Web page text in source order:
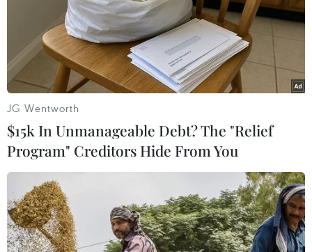
Bị dồn vào chân tường ở Mosul, IS gia tăng
tấn công bom xe liều chết
JG Wentworth
$15k In Unmanageable Debt? The "Relief
Program" Creditors Hide From You